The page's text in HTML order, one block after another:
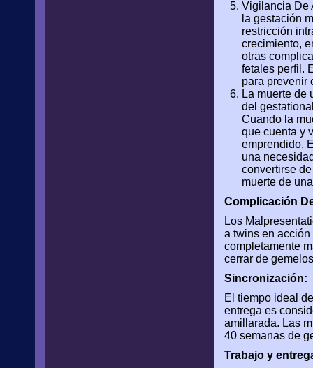
Vigilancia De
la gestación
restricción
crecimiento,
otras
fetales perfil.
para prevenir
La muerte de
del
Cuando la
que cuenta y
emprendido.
una
convertirse
muerte de
Complicación
Los
a twins en
completamente
cerrar de
Sincronización:
El tiempo ideal
entrega es
amillarada. Las
40 semanas de
Trabajo y